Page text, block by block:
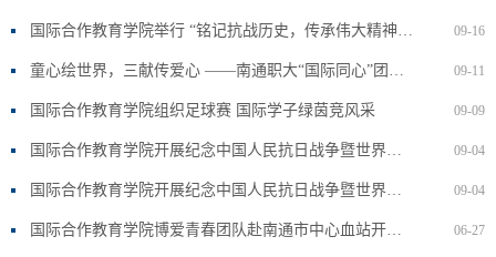
09-16
09-11
09-09
国际合作教育学院组织足球赛 国际学子绿茵竞风采
09-04
09-04
06-27